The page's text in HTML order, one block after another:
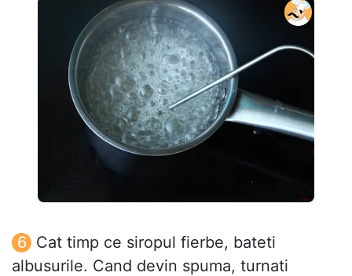
Cat timp ce siropul fierbe, bateti
albusurile. Cand devin spuma, turnati